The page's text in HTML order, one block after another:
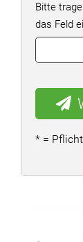
Bitte
das Feld
=